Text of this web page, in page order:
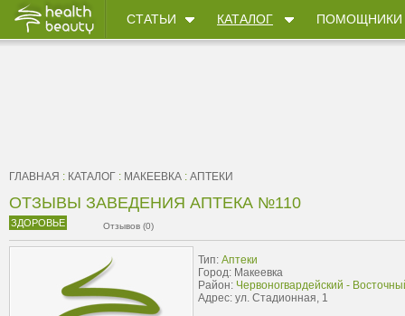
СТАТЬИ КАТАЛОГ ПОМОЩНИКИ
ГЛАВНАЯ : КАТАЛОГ : МАКЕЕВКА : АПТЕКИ
ОТЗЫВЫ ЗАВЕДЕНИЯ АПТЕКА №110
ЗДОРОВЬЕ Отзывов (0)
Тип: Аптеки
Город: Макеевка
Район: Червоногвардейский -
Адрес: ул. Стадионная, 1